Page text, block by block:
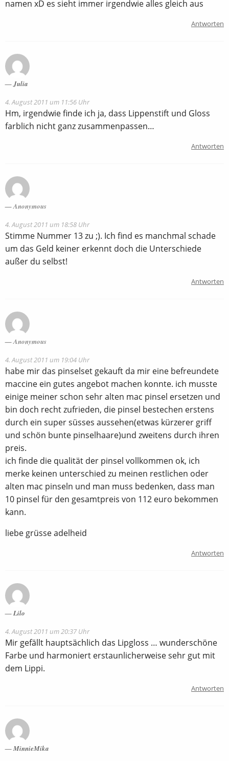
namen xD es sieht immer irgendwie alles gleich aus
Antworten
Julia
4. August 2011 um 11:56 Uhr
Hm, irgendwie finde ich ja, dass Lippenstift und Gloss
farblich nicht ganz zusammenpassen…
Antworten
Anonymous
4. August 2011 um 18:58 Uhr
Stimme Nummer 13 zu ;). Ich find es manchmal schade
um das Geld keiner erkennt doch die Unterschiede
außer du selbst!
Antworten
Anonymous
4. August 2011 um 19:04 Uhr
habe mir das pinselset gekauft da mir eine befreundete
maccine ein gutes angebot machen konnte. ich musste
einige meiner schon sehr alten mac pinsel ersetzen und
bin doch recht zufrieden, die pinsel bestechen erstens
durch ein super süsses aussehen(etwas kürzerer griff
und schön bunte pinselhaare)und zweitens durch ihren
preis.
ich finde die qualität der pinsel vollkommen ok, ich
merke keinen unterschied zu meinen restlichen oder
alten mac pinseln und man muss bedenken, dass man
10 pinsel für den gesamtpreis von 112 euro bekommen
kann.
liebe grüsse adelheid
Antworten
Lilo
4. August 2011 um 20:37 Uhr
Mir gefällt hauptsächlich das Lipgloss … wunderschöne
Farbe und harmoniert erstaunlicherweise sehr gut mit
dem Lippi.
Antworten
MinnieMika